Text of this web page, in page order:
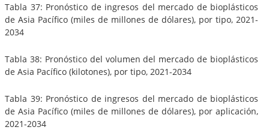
Tabla 37: Pronóstico de ingresos del mercado de bioplásticos
de Asia Pacífico (miles de millones de dólares), por tipo, 2021-
2034
Tabla 38: Pronóstico del volumen del mercado de bioplásticos
de Asia Pacífico (kilotones), por tipo, 2021-2034
Tabla 39: Pronóstico de ingresos del mercado de bioplásticos
de Asia Pacífico (miles de millones de dólares), por aplicación,
2021-2034